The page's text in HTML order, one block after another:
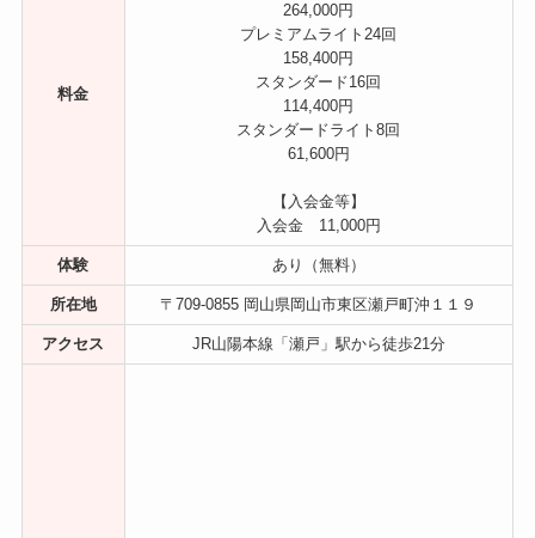
料金
264,000円
プレミアムライト24回
158,400円
スタンダード16回
114,400円
スタンダードライト8回
61,600円
【入会金等】
入会金 11,000円
体験 あり（無料）
所在地 〒709-0855 岡山県岡山市東区瀬戸町沖１１９
アクセス JR山陽本線「瀬戸」駅から徒歩21分